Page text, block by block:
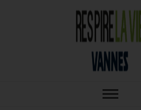
BIEN-ÊTRE ET
VANNES